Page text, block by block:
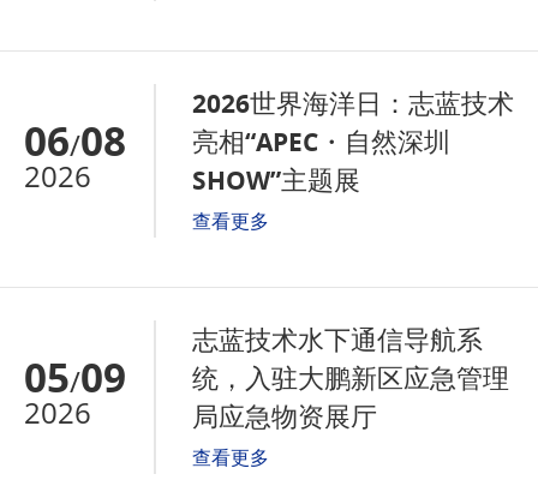
06/08
2026
2026世界海洋日：志蓝技术
亮相“APEC・自然深圳
SHOW”主题展
查看更多
05/09
2026
志蓝技术水下通信导航系
统，入驻大鹏新区应急管理
局应急物资展厅
查看更多